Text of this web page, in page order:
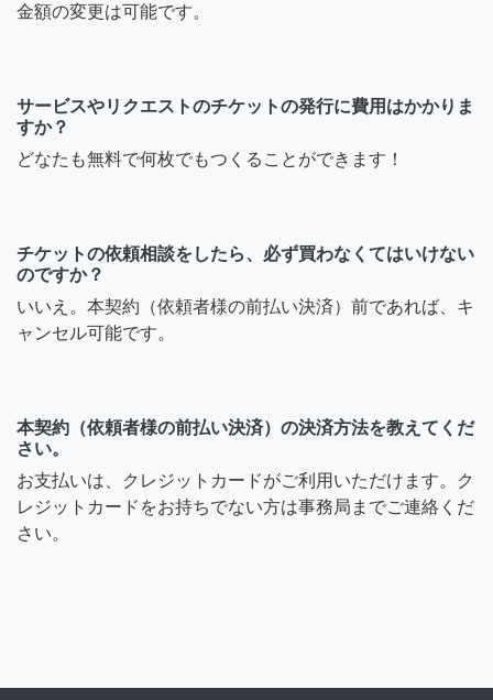
金額の変更は可能です。
サービスやリクエストのチケットの発行に費用はかかりま
すか？
どなたも無料で何枚でもつくることができます！
チケットの依頼相談をしたら、必ず買わなくてはいけない
のですか？
いいえ。本契約（依頼者様の前払い決済）前であれば、キ
ャンセル可能です。
本契約（依頼者様の前払い決済）の決済方法を教えてくだ
さい。
お支払いは、クレジットカードがご利用いただけます。ク
レジットカードをお持ちでない方は事務局までご連絡くだ
さい。